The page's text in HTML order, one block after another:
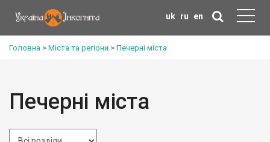
uk ru en
Головна > Міста та регіони > Печерні міста
Печерні міста